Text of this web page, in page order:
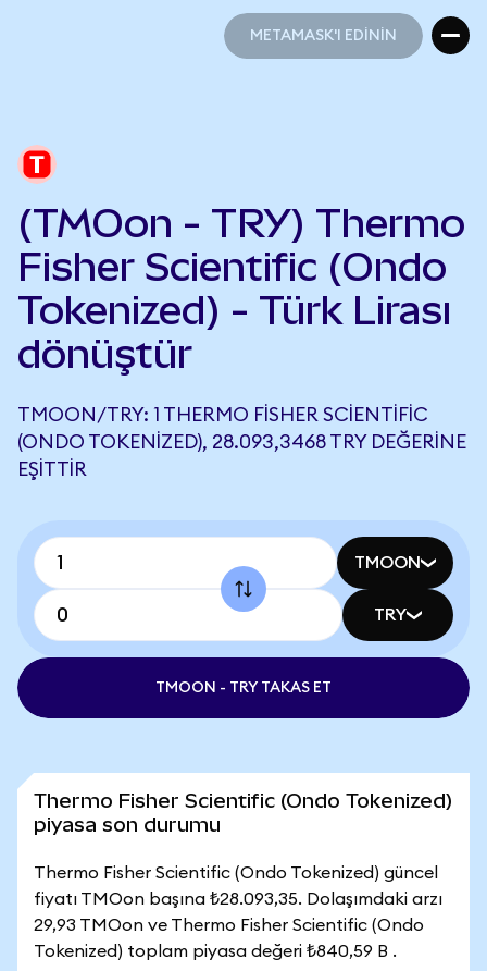
METAMASK'I EDİNİN
(TMOon - TRY) Thermo
Fisher Scientific (Ondo
Tokenized) - Türk Lirası
dönüştür
TMOON/TRY: 1 THERMO FISHER SCIENTIFIC
(ONDO TOKENIZED), 28.093,3468 TRY DEĞERINE
EŞITTIR
TMOON
TRY
TMOON - TRY TAKAS ET
Thermo Fisher Scientific (Ondo Tokenized)
piyasa son durumu
Thermo Fisher Scientific (Ondo Tokenized) güncel
fiyatı TMOon başına ₺28.093,35. Dolaşımdaki arzı
29,93 TMOon ve Thermo Fisher Scientific (Ondo
Tokenized) toplam piyasa değeri ₺840,59 B .